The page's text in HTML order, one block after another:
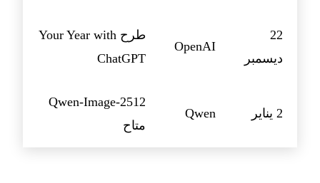
22
ديسمبر
OpenAI
طرح Your Year with
ChatGPT
2 يناير Qwen
Qwen-Image-2512
متاح